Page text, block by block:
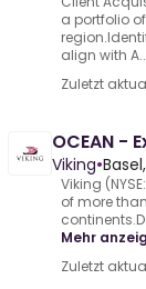
a portfolio
align with
Zuletzt
OCEAN -
Viking•
Viking
of more
Mehr
Zuletzt